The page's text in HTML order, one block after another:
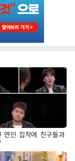
연인 집착에 친구들과